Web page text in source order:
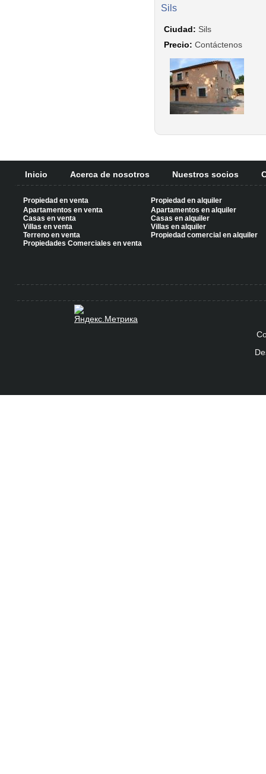
Sils
Ciudad: Sils
Precio: Contáctenos
Inicio Acerca de nosotros Nuestros socios
Propiedad en venta
Apartamentos en venta
Casas en venta
Villas en venta
Terreno en venta
Propiedades Comerciales en venta
Propiedad en alquiler
Apartamentos en alquiler
Casas en alquiler
Villas en alquiler
Propiedad comercial en alquiler